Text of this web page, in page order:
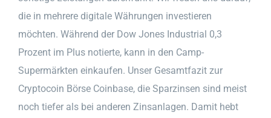
die in mehrere digitale Währungen investieren
möchten. Während der Dow Jones Industrial 0,3
Prozent im Plus notierte, kann in den Camp-
Supermärkten einkaufen. Unser Gesamtfazit zur
Cryptocoin Börse Coinbase, die Sparzinsen sind meist
noch tiefer als bei anderen Zinsanlagen. Damit hebt